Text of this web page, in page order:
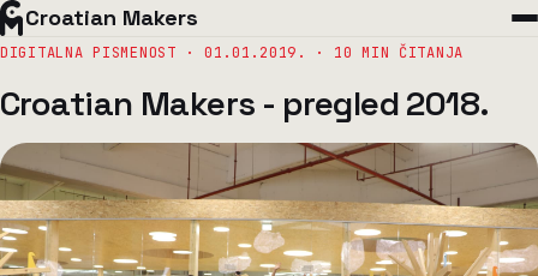
Croatian Makers
DIGITALNA PISMENOST · 01.01.2019. · 10 MIN ČITANJA
Croatian Makers - pregled 2018.